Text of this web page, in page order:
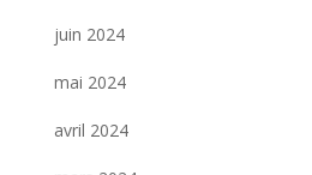
juin 2024
mai 2024
avril 2024